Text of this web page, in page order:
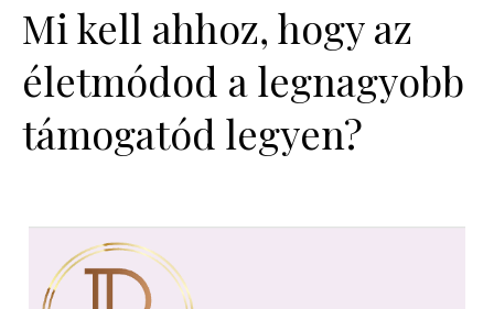
Mi kell ahhoz, hogy az
életmódod a legnagyobb
támogatód legyen?